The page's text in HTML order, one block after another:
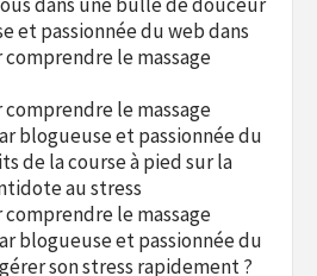
et passionnée du webdans
le massage
le massage
blogueuse et passionnée du
de la course à pied sur la
au stress
le massage
blogueuse et passionnée du
son stress rapidement ?